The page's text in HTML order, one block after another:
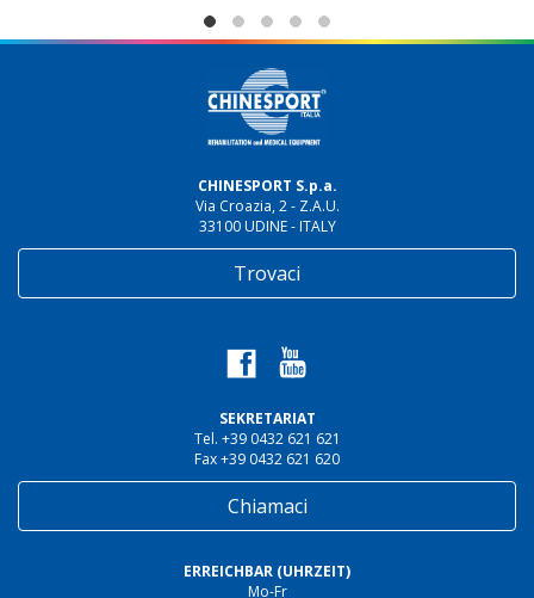
CHINESPORT S.p.a.
Via Croazia, 2 - Z.A.U.
33100 UDINE - ITALY
Trovaci
SEKRETARIAT
Tel. +39 0432 621 621
Fax +39 0432 621 620
Chiamaci
ERREICHBAR (UHRZEIT)
Mo-Fr